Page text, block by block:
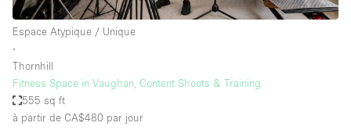
Espace Atypique / Unique
∙
Thornhill
Fitness Space in Vaughan, Content Shoots & Training
555 sq ft
à partir de CA$480 par jour